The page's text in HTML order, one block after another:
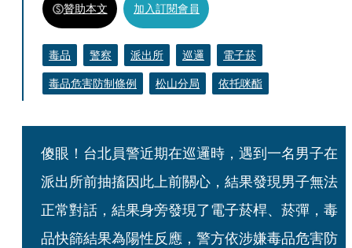
贊助本文 加入訂閱會員
毒品 警察 派出所 巡邏
電子菸
毒品危害防制條例
松山分局 依托咪酯
傻眼！台北員警近期在巡邏時，遇到一名男子在
派出所前抽搐因此上前關心，結果發現男子無法
正常對話，結果身旁發現了電子菸桿、菸彈，毒
品快篩結果為陽性反應，警方依涉嫌毒品危害防